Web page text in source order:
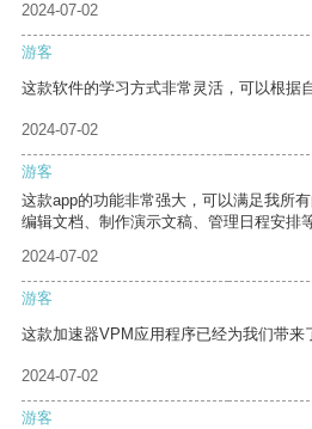
2024-07-02
游客
这款软件的学习方式非常灵活，可以根据
2024-07-02
游客
这款app的功能非常强大，可以满足我所
编辑文档、制作演示文稿、管理日程安排等
2024-07-02
游客
这款加速器VPM应用程序已经为我们带来
2024-07-02
游客